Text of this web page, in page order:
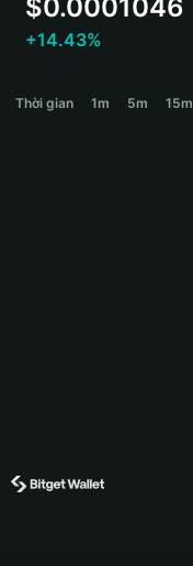
Español
Português (Brasil)
$0.0001046
+14.43%
Thời gian 1m 5m 15m